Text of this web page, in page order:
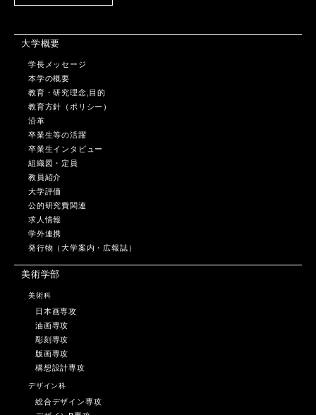
大学概要
学長メッセージ
本学の概要
教育・研究理念,目的
教育方針（ポリシー）
沿革
卒業生等の活躍
卒業生インタビュー
組織図・定員
教員紹介
大学評価
公的研究費関連
求人情報
学外連携
発行物（大学案内・広報誌）
美術学部
美術科
日本画専攻
油画専攻
彫刻専攻
版画専攻
構想設計専攻
デザイン科
総合デザイン専攻